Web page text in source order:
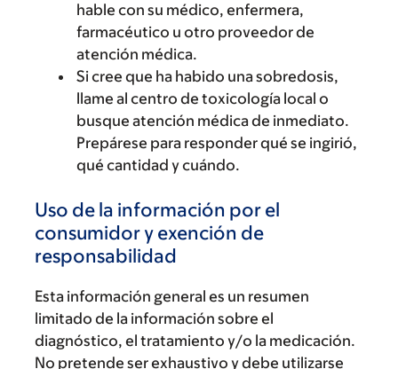
hable con su médico, enfermera,
farmacéutico u otro proveedor de
atención médica.
Si cree que ha habido una sobredosis,
llame al centro de toxicología local o
busque atención médica de inmediato.
Prepárese para responder qué se ingirió,
qué cantidad y cuándo.
Uso de la información por el
consumidor y exención de
responsabilidad
Esta información general es un resumen
limitado de la información sobre el
diagnóstico, el tratamiento y/o la medicación.
No pretende ser exhaustivo y debe utilizarse